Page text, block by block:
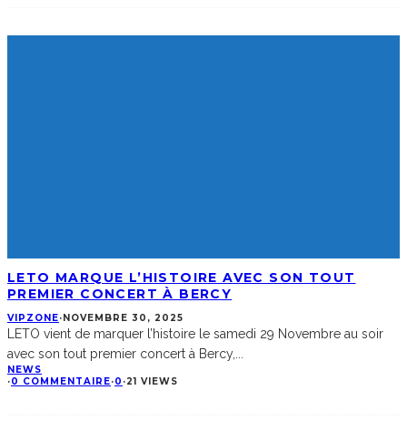
LETO MARQUE L’HISTOIRE AVEC SON TOUT
PREMIER CONCERT À BERCY
VIPZONE· NOVEMBRE 30, 2025
LETO vient de marquer l’histoire le samedi 29 Novembre au soir
avec son tout premier concert à Bercy,
NEWS
·0 COMMENTAIRE·0 ·21 VIEWS